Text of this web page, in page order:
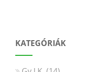
KATEGÓRIÁK